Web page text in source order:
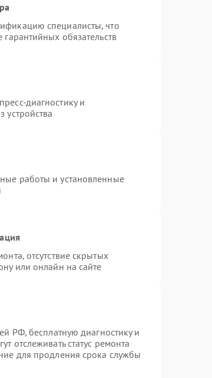
специалисты, что
обязательств
диагностику и
устройства
работы и установленные
отсутствие скрытых
или онлайн на сайте
РФ, бесплатную диагностику и
отслеживать статус ремонта
для продления срока службы